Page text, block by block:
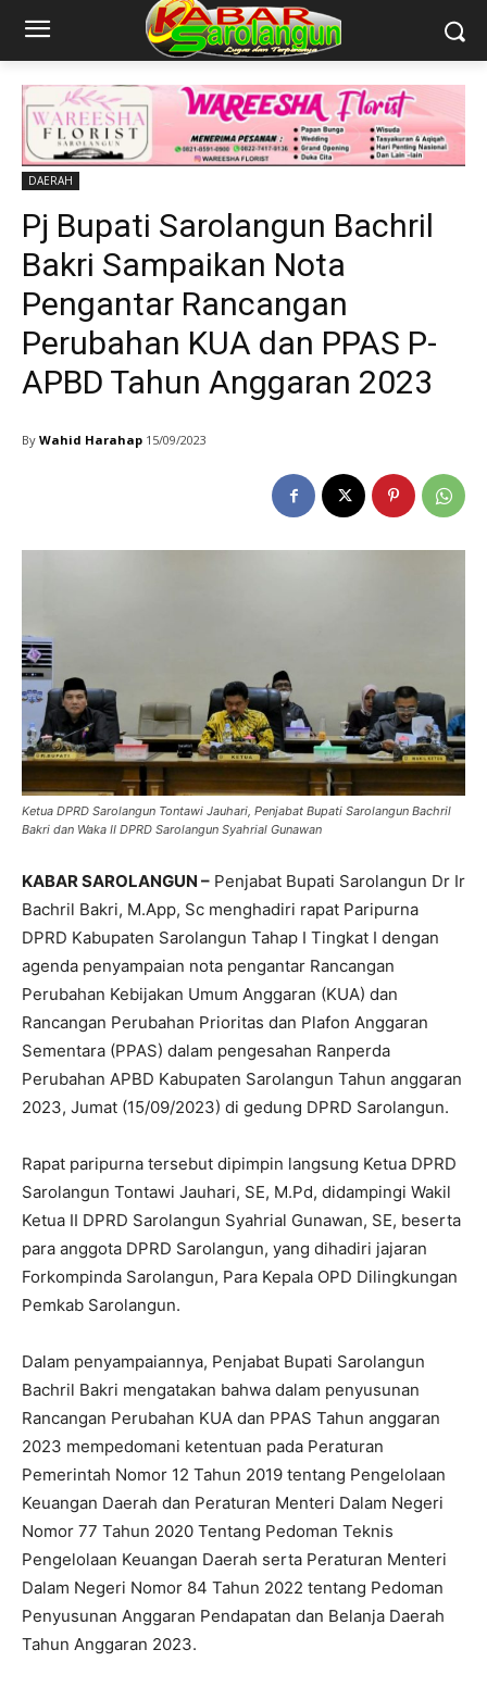
DAERAH
Pj Bupati Sarolangun Bachril
Bakri Sampaikan Nota
Pengantar Rancangan
Perubahan KUA dan PPAS P-
APBD Tahun Anggaran 2023
By Wahid Harahap 15/09/2023
Ketua DPRD Sarolangun Tontawi Jauhari, Penjabat Bupati Sarolangun Bachril
Bakri dan Waka II DPRD Sarolangun Syahrial Gunawan
KABAR SAROLANGUN – Penjabat Bupati Sarolangun Dr Ir
Bachril Bakri, M.App, Sc menghadiri rapat Paripurna
DPRD Kabupaten Sarolangun Tahap I Tingkat I dengan
agenda penyampaian nota pengantar Rancangan
Perubahan Kebijakan Umum Anggaran (KUA) dan
Rancangan Perubahan Prioritas dan Plafon Anggaran
Sementara (PPAS) dalam pengesahan Ranperda
Perubahan APBD Kabupaten Sarolangun Tahun anggaran
2023, Jumat (15/09/2023) di gedung DPRD Sarolangun.
Rapat paripurna tersebut dipimpin langsung Ketua DPRD
Sarolangun Tontawi Jauhari, SE, M.Pd, didampingi Wakil
Ketua II DPRD Sarolangun Syahrial Gunawan, SE, beserta
para anggota DPRD Sarolangun, yang dihadiri jajaran
Forkompinda Sarolangun, Para Kepala OPD Dilingkungan
Pemkab Sarolangun.
Dalam penyampaiannya, Penjabat Bupati Sarolangun
Bachril Bakri mengatakan bahwa dalam penyusunan
Rancangan Perubahan KUA dan PPAS Tahun anggaran
2023 mempedomani ketentuan pada Peraturan
Pemerintah Nomor 12 Tahun 2019 tentang Pengelolaan
Keuangan Daerah dan Peraturan Menteri Dalam Negeri
Nomor 77 Tahun 2020 Tentang Pedoman Teknis
Pengelolaan Keuangan Daerah serta Peraturan Menteri
Dalam Negeri Nomor 84 Tahun 2022 tentang Pedoman
Penyusunan Anggaran Pendapatan dan Belanja Daerah
Tahun Anggaran 2023.